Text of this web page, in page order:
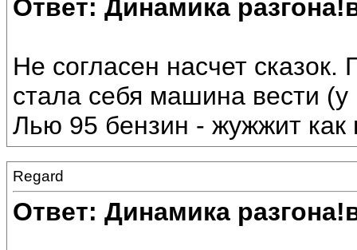
Ответ: Динамика
Не согласен насчет сказок.
стала себя машина вести
Лью 95 бензин - жужжит как
Regard
Ответ: Динамика